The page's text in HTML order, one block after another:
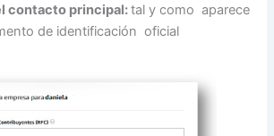
contacto principal:tal y como aparece
de identificación oficial